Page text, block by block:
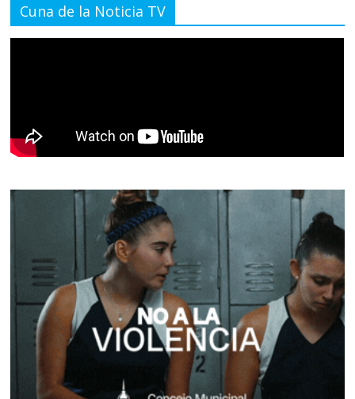
Cuna de la Noticia TV